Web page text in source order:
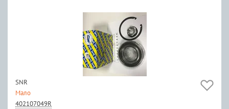
SNR
Мало
402107049R